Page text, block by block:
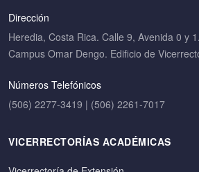
Dirección
Heredia, Costa Rica. Calle 9, Avenida 0 y
Campus Omar Dengo. Edificio de
Números Telefónicos
(506) 2277-3419 | (506) 2261-7017
VICERRECTORÍAS ACADÉMICAS